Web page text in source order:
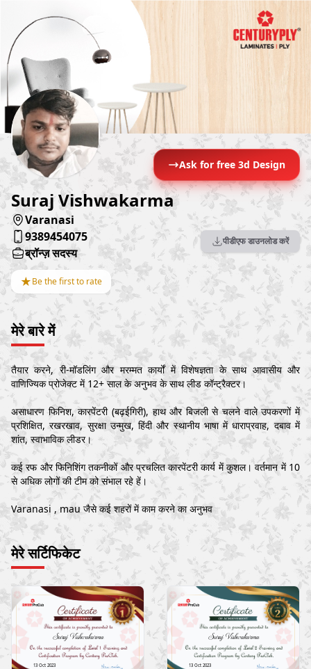
Ask for free 3d Design
Suraj Vishwakarma
Varanasi
9389454075
ब्रॉन्ज़ सदस्य
★Be the first to rate
पीडीएफ डाउनलोड करें
मेरे बारे में
तैयार करने, री-मॉडलिंग और मरम्मत कार्यों में विशेषज्ञता के साथ आवासीय और
वाणिज्यिक प्रोजेक्ट में 12+ साल के अनुभव के साथ लीड कॉन्ट्रैक्टर।
असाधारण फिनिश, कारपेंटरी (बढ़ईगिरी), हाथ और बिजली से चलने वाले उपकरणों में
प्रशिक्षित, रखरखाव, सुरक्षा उन्मुख, हिंदी और स्थानीय भाषा में धाराप्रवाह, दबाव में
शांत, स्वाभाविक लीडर।
कई रफ और फिनिशिंग तकनीकों और प्रचलित कारपेंटरी कार्य में कुशल। वर्तमान में 10
से अधिक लोगों की टीम को संभाल रहे हें।
Varanasi , mau जैसे कई शहरों में काम करने का अनुभव
मेरे सर्टिफिकेट
Suraj Vishwakarma
13 Oct 2023
Suraj Vishwakarma
13 Oct 2023